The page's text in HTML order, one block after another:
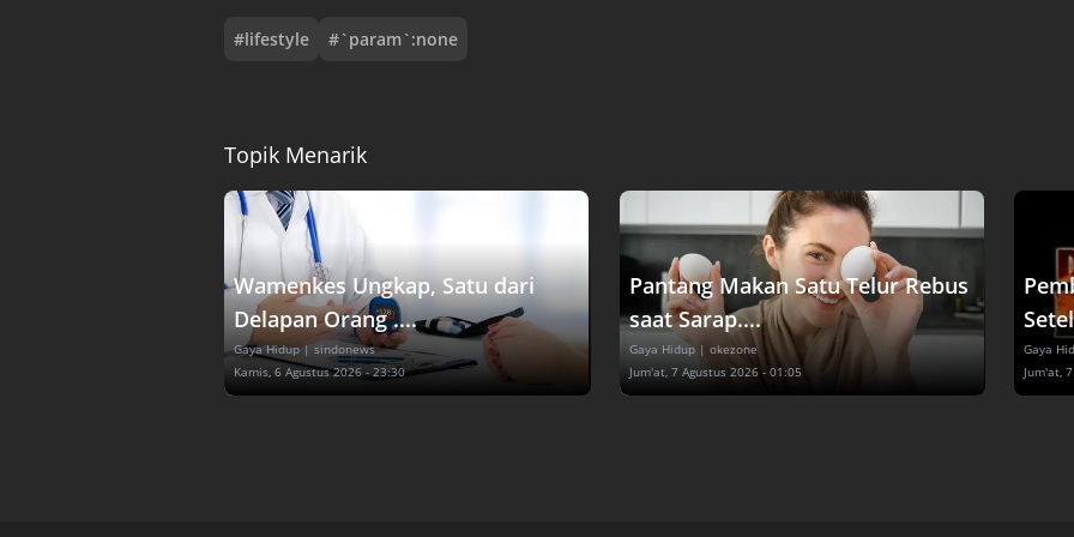
#lifestyle #`param`:none
Topik Menarik
Wamenkes Ungkap, Satu dari
Delapan Orang ....
Gaya Hidup | sindonews
Kamis, 6 Agustus 2026 - 23:30
Pantang Makan Satu Telur Rebus
saat Sarap....
Gaya Hidup | okezone
Jum'at, 7 Agustus 2026 - 01:05
Gaya
Jum'at,